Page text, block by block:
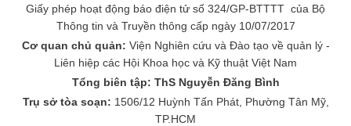
Giấy phép hoạt động báo điện tử số 324/GP-BTTTT của Bộ
Thông tin và Truyền thông cấp ngày 10/07/2017
Cơ quan chủ quản: Viện Nghiên cứu và Đào tạo về quản lý -
Liên hiệp các Hội Khoa học và Kỹ thuật Việt Nam
Tổng biên tập: ThS Nguyễn Đăng Bình
Trụ sở tòa soạn: 1506/12 Huỳnh Tấn Phát, Phường Tân Mỹ,
TP.HCM